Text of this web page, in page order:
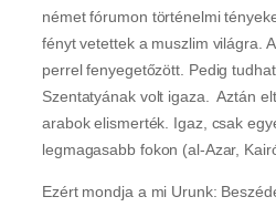
német fórumon történelmi
fényt vetettek a muszlim világra.
perrel fenyegetőzött. Pedig
Szentatyának volt igaza. Aztán
arabok elismerték. Igaz, csak
legmagasabb fokon (al-Azar,
Ezért mondja a mi Urunk: